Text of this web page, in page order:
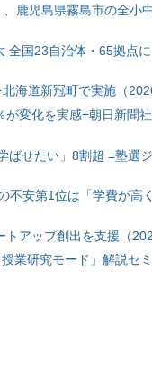
鹿児島県霧島市の全小
全国23自治体・65拠点
海道新冠町で実施（
変化を実感=朝日新聞
ばせたい」8割超 =塾選
不安第1位は「学費が高
アップ創出を支援（
業研究モード」解説セ